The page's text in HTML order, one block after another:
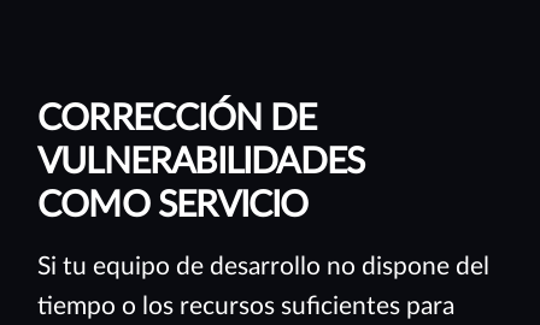
CORRECCIÓN DE
VULNERABILIDADES
COMO SERVICIO
Si tu equipo de desarrollo no dispone del
tiempo o los recursos suficientes para